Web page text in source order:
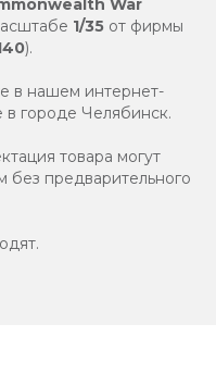
War
1/35 от фирмы
).
в нашем интернет-
в городе Челябинск.
товара могут
без предварительного